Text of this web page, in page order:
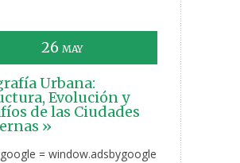
26 MAY
Urbana:
Evolución y
de las Ciudades
»
= window.adsbygoogle